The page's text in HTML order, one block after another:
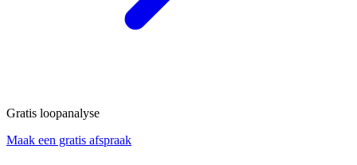
Gratis loopanalyse
Maak een gratis afspraak